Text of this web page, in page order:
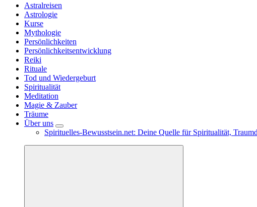
Astralreisen
Astrologie
Kurse
Mythologie
Persönlichkeiten
Persönlichkeitsentwicklung
Reiki
Rituale
Tod und Wiedergeburt
Spiritualität
Meditation
Magie & Zauber
Träume
Über uns
Spirituelles-Bewusstsein.net: Deine Quelle für Spiritualität,